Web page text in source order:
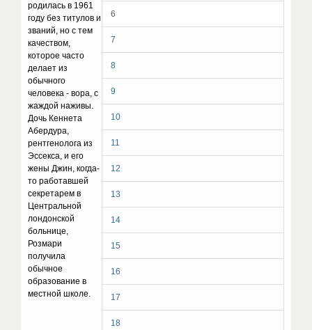
6
7
8
9
10
11
12
13
14
15
16
17
18
родилась в 1961
году без титу­лов и
званий, но с тем
качеством,
которое часто
делает из
обычного
человека - вора, с
жаждой наживы.
Дочь Кеннета
Абердура,
рентгенолога из
Эссекса, и его
жены Джин, когда-
то работавшей
секретарем в
Цен­тральной
лондонской
больнице,
Розмари
получила
обычное
образование в
местной школе.